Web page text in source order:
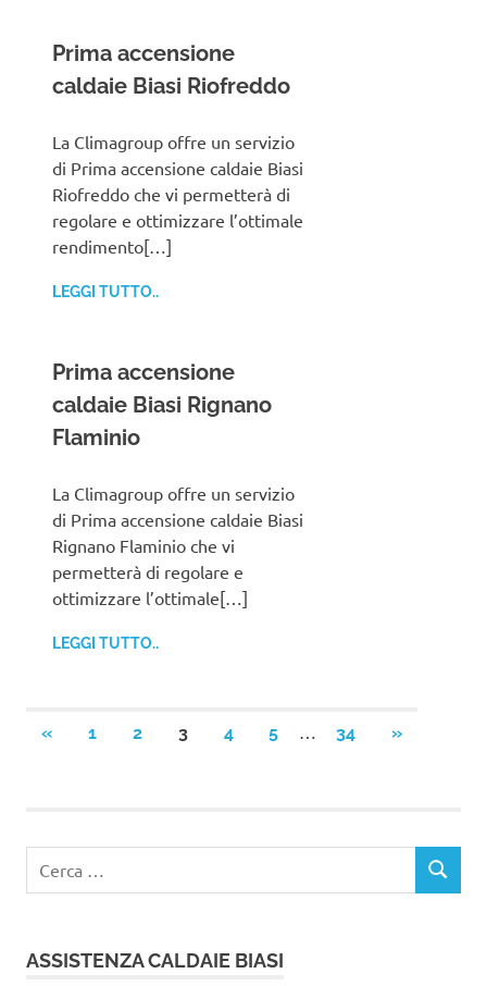
Prima accensione
caldaie Biasi Riofreddo
La Climagroup offre un servizio
di Prima accensione caldaie Biasi
Riofreddo che vi permetterà di
regolare e ottimizzare l’ottimale
rendimento[…]
LEGGI TUTTO..
Prima accensione
caldaie Biasi Rignano
Flaminio
La Climagroup offre un servizio
di Prima accensione caldaie Biasi
Rignano Flaminio che vi
permetterà di regolare e
ottimizzare l’ottimale[…]
LEGGI TUTTO..
Paginazione
«ARTICOLI
1 2 3 4 5 … 34
ARTICOLI
»
CERCA
ASSISTENZA CALDAIE BIASI